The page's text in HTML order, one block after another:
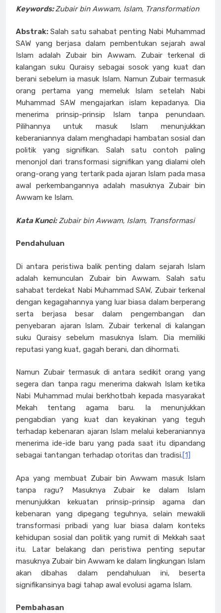
Keywords:Zubair bin Awwam, Islam, Transformation
Abstrak: Salah satu sahabat penting Nabi Muhammad
SAW yang berjasa dalam pembentukan sejarah awal
Islam adalah Zubair bin Awwam. Zubair terkenal di
kalangan suku Quraisy sebagai sosok yang kuat dan
berani sebelum ia masuk Islam. Namun Zubair termasuk
orang pertama yang memeluk Islam setelah Nabi
Muhammad SAW mengajarkan islam kepadanya. Dia
menerima prinsip-prinsip Islam tanpa penundaan.
Pilihannya untuk masuk Islam menunjukkan
keberaniannya dalam menghadapi hambatan sosial dan
politik yang signifikan. Salah satu contoh paling
menonjol dari transformasi signifikan yang dialami oleh
orang-orang yang tertarik pada ajaran Islam pada masa
awal perkembangannya adalah masuknya Zubair bin
Awwam ke Islam.
Kata Kunci:Zubair bin Awwam, Islam, Transformasi
Pendahuluan
Di antara peristiwa balik penting dalam sejarah Islam
adalah kemunculan Zubair bin Awwam. Salah satu
sahabat terdekat Nabi Muhammad SAW, Zubair terkenal
dengan kegagahannya yang luar biasa dalam berperang
serta berjasa besar dalam pengembangan dan
penyebaran ajaran Islam. Zubair terkenal di kalangan
suku Quraisy sebelum masuknya Islam. Dia memiliki
reputasi yang kuat, gagah berani, dan dihormati.
Namun Zubair termasuk di antara sedikit orang yang
segera dan tanpa ragu menerima dakwah Islam ketika
Nabi Muhammad mulai berkhotbah kepada masyarakat
Mekah tentang agama baru. Ia menunjukkan
pengabdian yang kuat dan keyakinan yang teguh
terhadap kebenaran ajaran Islam melalui keberaniannya
menerima ide-ide baru yang pada saat itu dipandang
sebagai tantangan terhadap otoritas dan tradisi.[1]
Apa yang membuat Zubair bin Awwam masuk Islam
tanpa ragu? Masuknya Zubair ke dalam Islam
menunjukkan kekuatan prinsip-prinsip agama dan
kebenaran yang dipegang teguhnya, selain mewakili
transformasi pribadi yang luar biasa dalam konteks
kehidupan sosial dan politik yang rumit di Mekkah saat
itu. Latar belakang dan peristiwa penting seputar
masuknya Zubair bin Awwam ke dalam lingkungan Islam
akan dibahas dalam pendahuluan ini, beserta
signifikansinya bagi tahap awal evolusi agama Islam.
Pembahasan